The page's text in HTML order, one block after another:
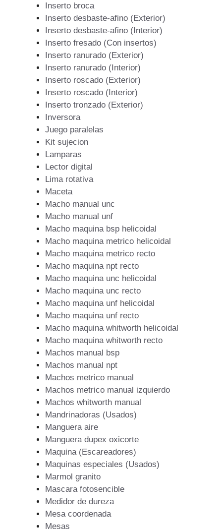
Inserto broca
Inserto desbaste-afino (Exterior)
Inserto desbaste-afino (Interior)
Inserto fresado (Con insertos)
Inserto ranurado (Exterior)
Inserto ranurado (Interior)
Inserto roscado (Exterior)
Inserto roscado (Interior)
Inserto tronzado (Exterior)
Inversora
Juego paralelas
Kit sujecion
Lamparas
Lector digital
Lima rotativa
Maceta
Macho manual unc
Macho manual unf
Macho maquina bsp helicoidal
Macho maquina metrico helicoidal
Macho maquina metrico recto
Macho maquina npt recto
Macho maquina unc helicoidal
Macho maquina unc recto
Macho maquina unf helicoidal
Macho maquina unf recto
Macho maquina whitworth helicoidal
Macho maquina whitworth recto
Machos manual bsp
Machos manual npt
Machos metrico manual
Machos metrico manual izquierdo
Machos whitworth manual
Mandrinadoras (Usados)
Manguera aire
Manguera dupex oxicorte
Maquina (Escareadores)
Maquinas especiales (Usados)
Marmol granito
Mascara fotosencible
Medidor de dureza
Mesa coordenada
Mesas